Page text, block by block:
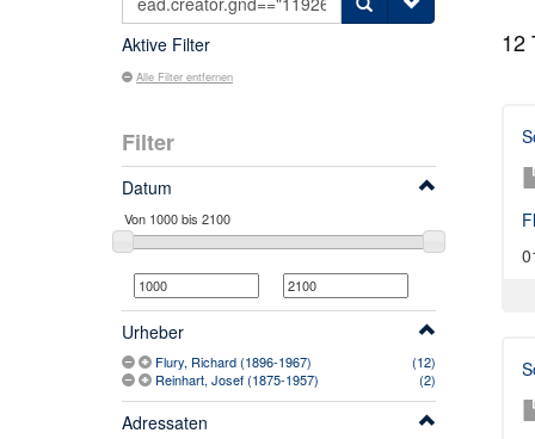
Aktive Filter
Alle Filter entfernen
Filter
Datum
Urheber
Flury, Richard (1896-1967)
(12)
Reinhart, Josef (1875-1957)
(2)
Adressaten
12